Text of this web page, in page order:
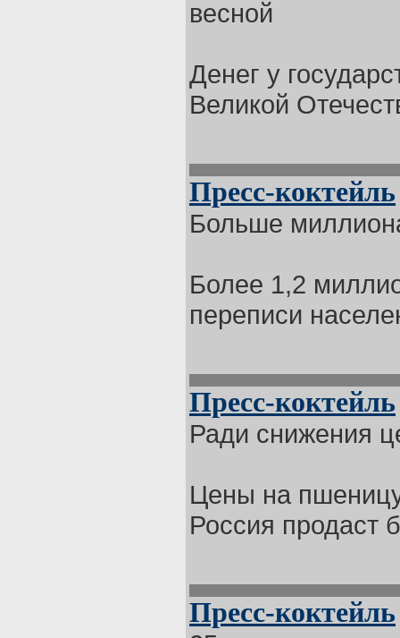
весной
Денег у
Великой
Пресс-коктейль
Больше
Более 1,2
переписи
Пресс-коктейль
Ради снижения
Цены на пшеницу
Россия продаст
Пресс-коктейль